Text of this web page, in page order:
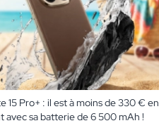
15 Pro+ : il est à moins de 330 € en
avec sa batterie de 6 500 mAh !